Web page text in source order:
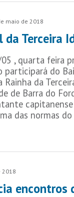
maio de 2018
da Terceira
, quarta feira
participará do
Rainha da
de Barra do
das normas
2018
encontros